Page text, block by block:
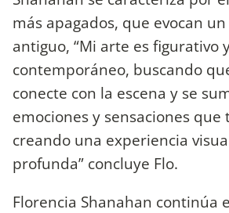
más apagados, que evocan
antiguo, “Mi arte es figurativo
contemporáneo, buscando
conecte con la escena y se
emociones y sensaciones
creando una experiencia
profunda” concluye Flo.
Florencia Shanahan continúa